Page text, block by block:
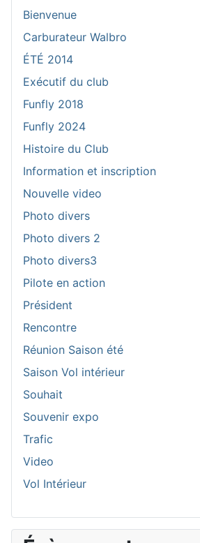
Bienvenue
Carburateur Walbro
ÉTÉ 2014
Exécutif du club
Funfly 2018
Funfly 2024
Histoire du Club
Information et inscription
Nouvelle video
Photo divers
Photo divers 2
Photo divers3
Pilote en action
Président
Rencontre
Réunion Saison été
Saison Vol intérieur
Souhait
Souvenir expo
Trafic
Video
Vol Intérieur
A M